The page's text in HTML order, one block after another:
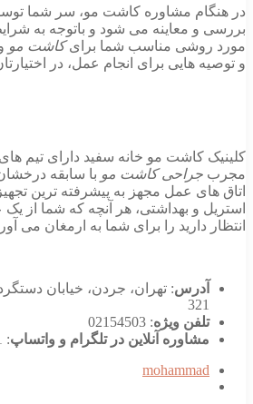
در هنگام مشاوره کاشت مو، سر شما
بررسی و معاینه می شود و باتوجه به
مورد روشی مناسب شما برایکاشت مو
و توصیه هایی برای انجام عمل، در
کلینیک کاشت مو خانه سفید دارای تیم
مجرب جراحی کاشت مو با سابقه
اتاق های عمل مجهز به پیشرفته ترین
استریل و بهداشتی، هر آنچه که شما
انتظار دارید را برای شما به ارمغان می
آدرس: تهران، جردن، خیابان
321
تلفن ویژه: 02154503
مشاوره آنلاین در تلگرام و واتساپ: 2731 225
mohammad